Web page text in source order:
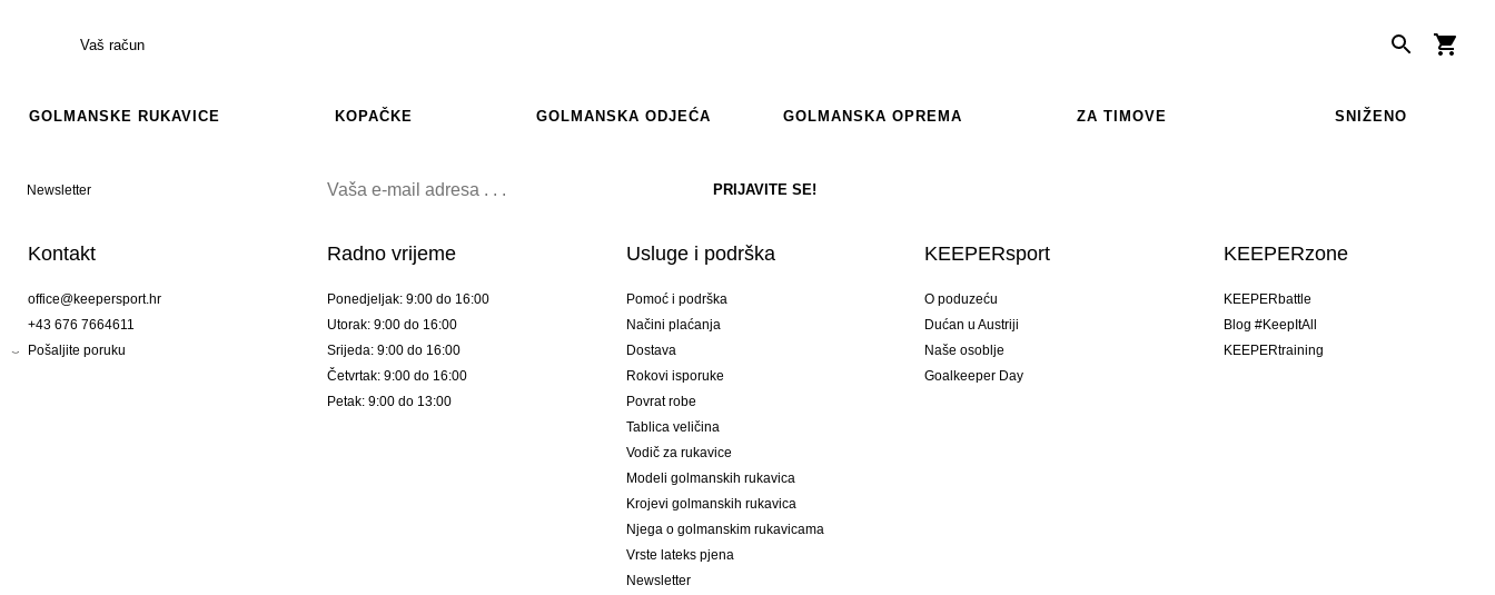
Vaš račun
GOLMANSKE RUKAVICE KOPAČKE GOLMANSKA ODJEĆA GOLMANSKA OPREMA ZA TIMOVE SNIŽENO
Newsletter
Kontakt
office@keepersport.hr
+43 676 7664611
Pošaljite poruku
Radno vrijeme
Ponedjeljak: 9:00 do 16:00
Utorak: 9:00 do 16:00
Srijeda: 9:00 do 16:00
Četvrtak: 9:00 do 16:00
Petak: 9:00 do 13:00
Usluge i podrška
Pomoć i podrška
Načini plaćanja
Dostava
Rokovi isporuke
Povrat robe
Tablica veličina
Vodič za rukavice
Modeli golmanskih rukavica
Krojevi golmanskih rukavica
Njega o golmanskim rukavicama
Vrste lateks pjena
Newsletter
KEEPERsport
O poduzeću
Dućan u Austriji
Naše osoblje
Goalkeeper Day
KEEPERzone
KEEPERbattle
Blog #KeepItAll
KEEPERtraining